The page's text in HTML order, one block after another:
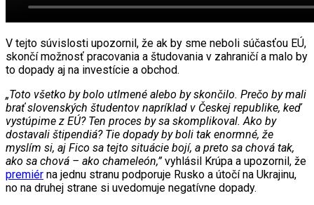
V tejto súvislosti upozornil, že ak by sme neboli súčasťou EÚ,
skončí možnosť pracovania a študovania v zahraničí a malo by
to dopady aj na investície a obchod.
„Toto všetko by bolo utlmené alebo by skončilo. Prečo by mali
brať slovenských študentov napríklad v Českej republike, keď
vystúpime z EÚ? Ten proces by sa skomplikoval. Ako by
dostavali štipendiá? Tie dopady by boli tak enormné, že
myslím si, aj Fico sa tejto situácie bojí, a preto sa chová tak,
ako sa chová – ako chameleón,”vyhlásil Krúpa a upozornil, že
premiér na jednu stranu podporuje Rusko a útočí na Ukrajinu,
no na druhej strane si uvedomuje negatívne dopady.